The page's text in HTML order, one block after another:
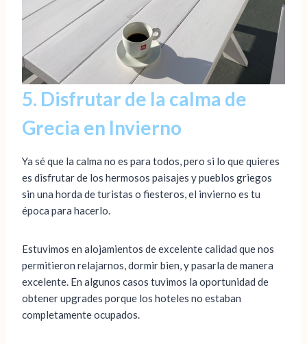
5. Disfrutar de la calma de
Grecia en Invierno
Ya sé que la calma no es para todos, pero si lo que quieres
es disfrutar de los hermosos paisajes y pueblos griegos
sin una horda de turistas o fiesteros, el invierno es tu
época para hacerlo.
Estuvimos en alojamientos de excelente calidad que nos
permitieron relajarnos, dormir bien, y pasarla de manera
excelente. En algunos casos tuvimos la oportunidad de
obtener upgrades porque los hoteles no estaban
completamente ocupados.